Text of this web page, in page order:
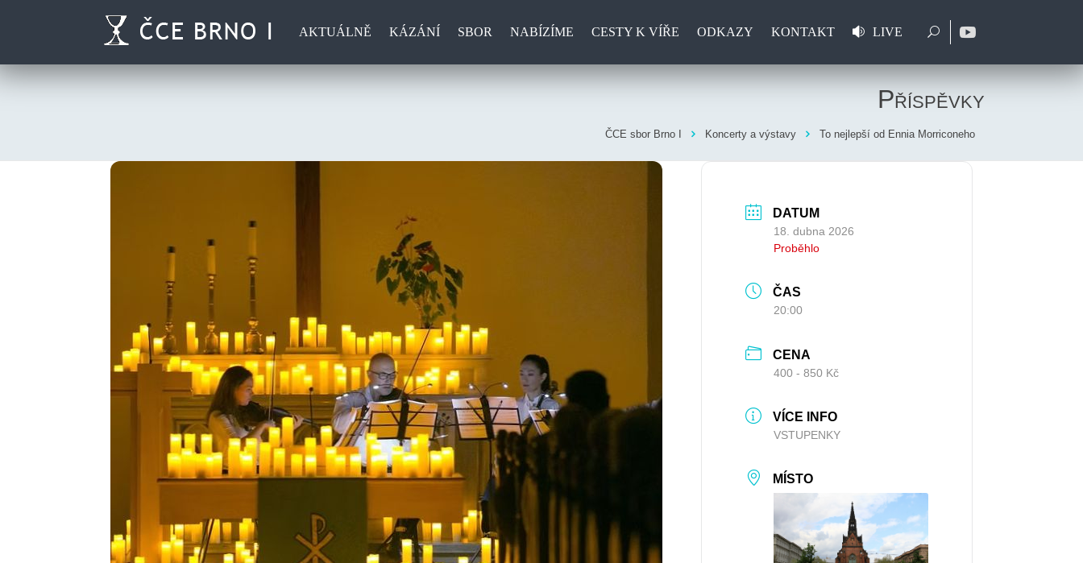
AKTUÁLNĚ KÁZÁNÍ SBOR NABÍZÍME CESTY K VÍŘE ODKAZY KONTAKT LIVE
Příspěvky
ČCE sbor Brno I Koncerty a výstavy To nejlepší od Ennia Morriconeho
DATUM
18. dubna 2026
Proběhlo
ČAS
20:00
CENA
400 - 850 Kč
VÍCE INFO
VSTUPENKY
MÍSTO